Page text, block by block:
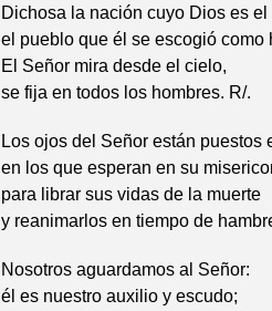
Dichosa la nación cuyo Dios es el
el pueblo que él se escogió como
El Señor mira desde el cielo,
se fija en todos los hombres. R/.
Los ojos del Señor están puestos
en los que esperan en su
para librar sus vidas de la muerte
y reanimarlos en tiempo de
Nosotros aguardamos al Señor:
él es nuestro auxilio y escudo;